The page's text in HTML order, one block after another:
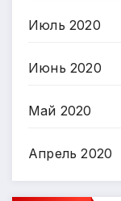
Июль 2020
Июнь 2020
Май 2020
Апрель 2020